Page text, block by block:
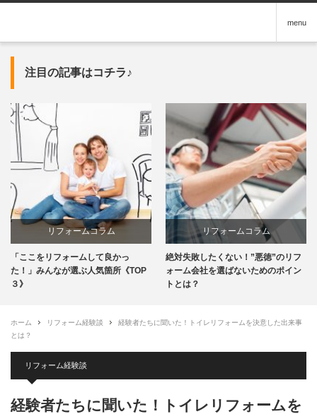
menu
注目の記事はコチラ♪
リフォームコラム
「ここをリフォームして良かっ
た！」みんなが選ぶ人気箇所《TOP
３》
リフォームコラム
絶対失敗したくない！”悪徳”のリフ
ォーム会社を選ばないためのポイン
トとは？
ホーム リフォーム経験談
経験者たちに聞いた！トイレリフォームを決意した出来事
とは？
リフォーム経験談
経験者たちに聞いた！トイレリフォームを